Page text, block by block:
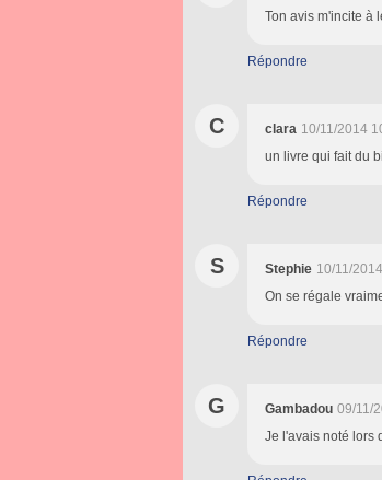
Ton avis m'incite à
Répondre
C clara 10/11/2014
un livre qui fait du
Répondre
S Stephie 10/11/
On se régale
Répondre
G Gambadou 09/11/
Je l'avais noté lors